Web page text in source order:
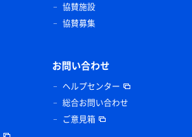
協賛施設
協賛募集
お問い合わせ
ヘルプセンター
総合お問い合わせ
ご意見箱